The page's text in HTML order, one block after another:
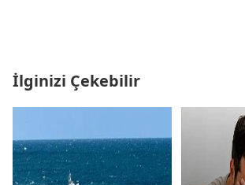
İlginizi Çekebilir